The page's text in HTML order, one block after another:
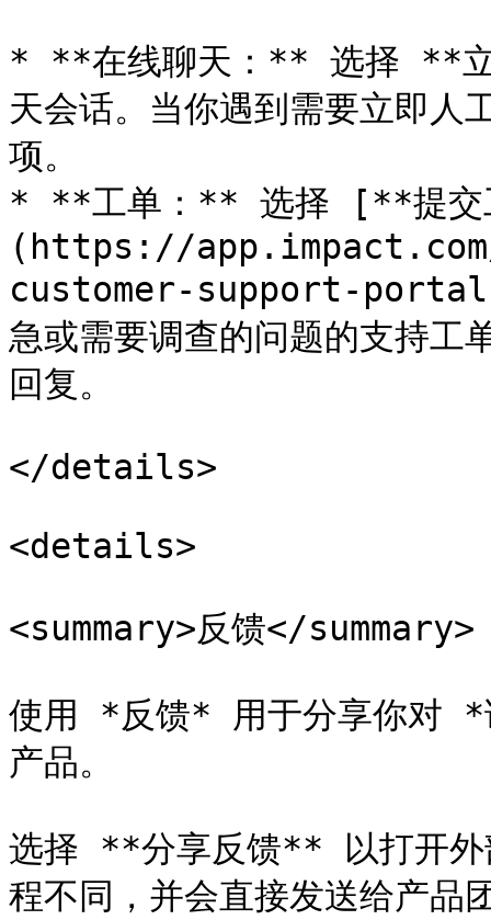
* **在线聊天：** 选择 **立
天会话。当你遇到需要立即人
项。
* **工单：** 选择 [**提
(https://
customer-support-
急或需要调查的问题的支持工
回复。
</details>
<details>
<summary>反馈</summary>
使用 *反馈* 用于分享你对
产品。
选择 **分享反馈** 以打开外
程不同，并会直接发送给产品